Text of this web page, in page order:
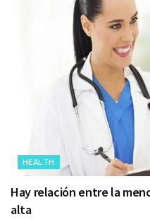
HEALTH
Hay relación entre la
alta